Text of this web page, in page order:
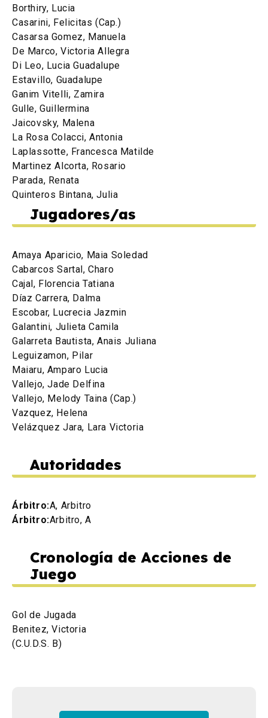
Borthiry, Lucia
Casarini, Felicitas (Cap.)
Casarsa Gomez, Manuela
De Marco, Victoria Allegra
Di Leo, Lucia Guadalupe
Estavillo, Guadalupe
Ganim Vitelli, Zamira
Gulle, Guillermina
Jaicovsky, Malena
La Rosa Colacci, Antonia
Laplassotte, Francesca Matilde
Martinez Alcorta, Rosario
Parada, Renata
Quinteros Bintana, Julia
Jugadores/as
Amaya Aparicio, Maia Soledad
Cabarcos Sartal, Charo
Cajal, Florencia Tatiana
Díaz Carrera, Dalma
Escobar, Lucrecia Jazmin
Galantini, Julieta Camila
Galarreta Bautista, Anais Juliana
Leguizamon, Pilar
Maiaru, Amparo Lucia
Vallejo, Jade Delfina
Vallejo, Melody Taina (Cap.)
Vazquez, Helena
Velázquez Jara, Lara Victoria
Autoridades
Árbitro:A, Arbitro
Árbitro:Arbitro, A
Cronología de Acciones de
Juego
Gol de Jugada
Benitez, Victoria
(C.U.D.S. B)